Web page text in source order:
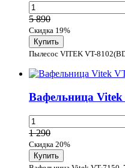
5 890
Скидка 19%
Пылесос VITEK VT-
Вафельница
1 290
Скидка 20%